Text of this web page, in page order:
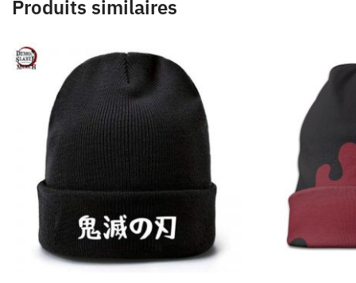
Produits similaires